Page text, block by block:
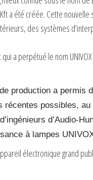
a été créée. Cette nouvelle
des systèmes
a perpétué le nom
production a permis
récentes possibles, au
d’Audio-
à lampes
électronique grand